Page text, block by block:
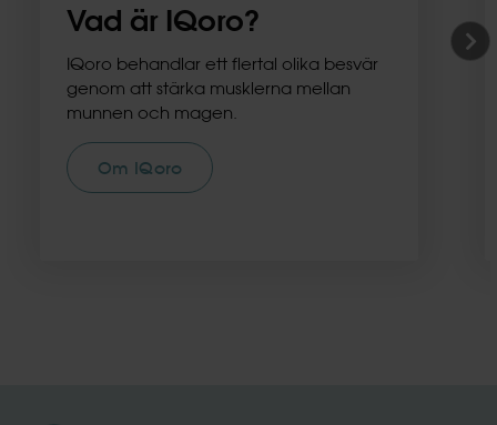
Vad är IQoro?
IQoro behandlar ett flertal olika besvär
genom att stärka musklerna mellan
munnen och magen.
Om IQoro